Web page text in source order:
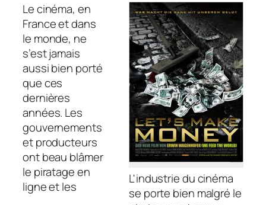
L'industrie du cinéma
se porte bien malgré le
Le cinéma, en
France et dans
le monde, ne
s’est jamais
aussi bien porté
que ces
dernières
années. Les
gouvernements
et producteurs
ont beau blâmer
le piratage en
ligne et les